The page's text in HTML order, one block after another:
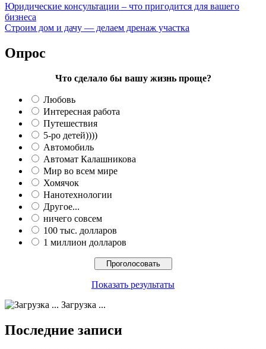
Юридические консультации – что пригодится для вашего
бизнеса
Строим дом и дачу — делаем дренаж участка
Опрос
Что сделало бы вашу жизнь проще?
Любовь
Интересная работа
Путешествия
5-ро детей))))
Автомобиль
Автомат Калашникова
Мир во всем мире
Хомячок
Нанотехнологии
Другое...
ничего совсем
100 тыс. долларов
1 миллион долларов
Показать результаты
Загрузка ...
Последние записи